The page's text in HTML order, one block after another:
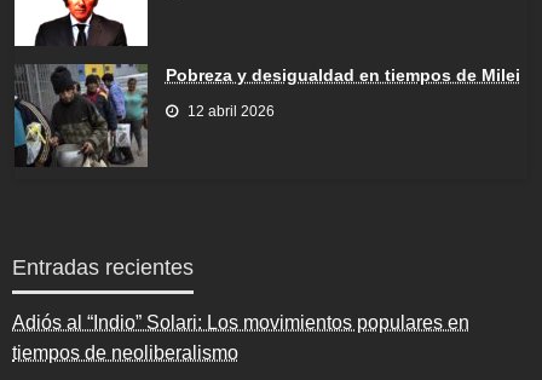
Pobreza y desigualdad en tiempos de Milei
12 abril 2026
Entradas recientes
Adiós al “Indio” Solari: Los movimientos populares en
tiempos de neoliberalismo